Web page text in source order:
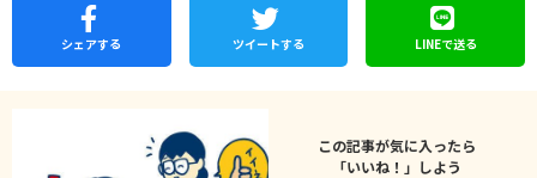
シェアする ツイートする LINEで送る
この記事が気に入ったら
「いいね！」しよう